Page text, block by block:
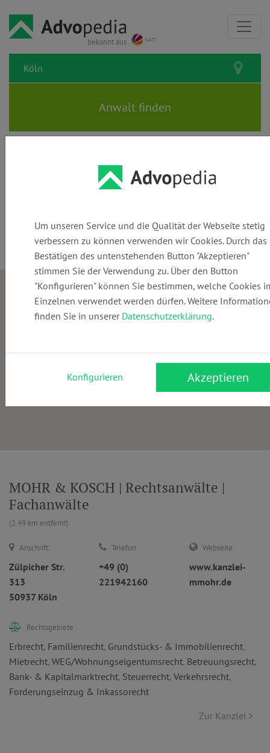
bekannt aus
Rechtsanwälte und Kanzleien in
finden
MOHR & KOSCH | Rechtsanwälte |
Fachanwälte
(2.49 km entfernt)
Anschrift:
Zülpicher Str.
313
50937 Köln
Telefon:
+49 (0)
221942160
Webseite:
www.kanzlei-
mmohr.de
Rechtsgebiete:
Erbrecht, Familienrecht, Grundstücks- & Immobilienrecht,
Mietrecht, WEG/Wohnungseigentumsrecht, Betreuungsrecht,
Bank- & Kapitalmarktrecht, Steuerrecht, Verkehrsrecht,
Forderungseinzug & Inkassorecht
Zur Kanzlei >
Um unseren Service und die Qualität der Webseite stetig
verbessern zu können verwenden wir Cookies. Durch das
Bestätigen des untenstehenden Button "Akzeptieren"
stimmen Sie der Verwendung zu. Über den Button
"Konfigurieren" können Sie bestimmen, welche Cookies
Einzelnen verwendet werden dürfen. Weitere
finden Sie in unserer Datenschutzerklärung.
Konfigurieren Akzeptieren